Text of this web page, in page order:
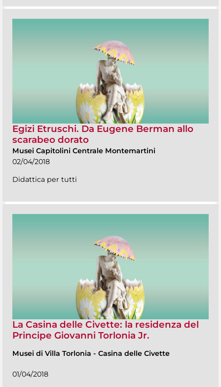
Egizi Etruschi. Da Eugene Berman allo
scarabeo dorato
Musei Capitolini Centrale Montemartini
02/04/2018
Didattica per tutti
La Casina delle Civette: la residenza del
Principe Giovanni Torlonia Jr.
Musei di Villa Torlonia - Casina delle Civette
01/04/2018